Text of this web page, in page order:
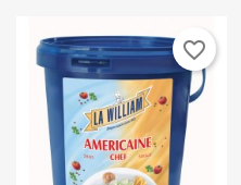
favorite_border